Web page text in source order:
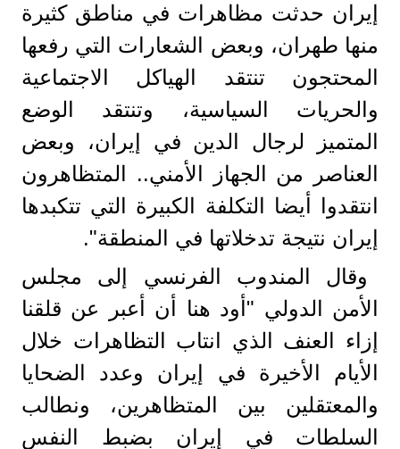
إيران حدثت مظاهرات في مناطق كثيرة
منها طهران، وبعض الشعارات التي رفعها
المحتجون تنتقد الهياكل الاجتماعية
والحريات السياسية، وتنتقد الوضع
المتميز لرجال الدين في إيران، وبعض
العناصر من الجهاز الأمني.. المتظاهرون
انتقدوا أيضا التكلفة الكبيرة التي تتكبدها
إيران نتيجة تدخلاتها في المنطقة".
وقال المندوب الفرنسي إلى مجلس
الأمن الدولي "أود هنا أن أعبر عن قلقنا
إزاء العنف الذي انتاب التظاهرات خلال
الأيام الأخيرة في إيران وعدد الضحايا
والمعتقلين بين المتظاهرين، ونطالب
السلطات في إيران بضبط النفس